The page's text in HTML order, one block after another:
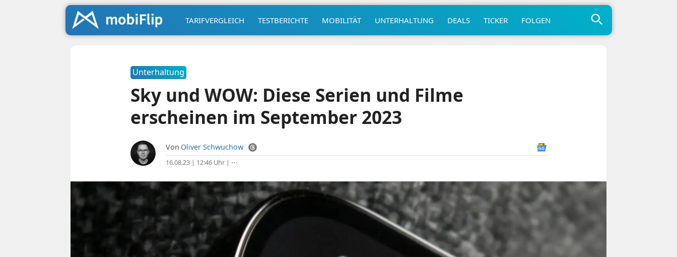
TARIFVERGLEICH TESTBERICHTE MOBILITÄT UNTERHALTUNG DEALS TICKER FOLGEN
Unterhaltung
Sky und WOW: Diese Serien und Filme
erscheinen im September 2023
Von Oliver Schwuchow
16.08.23 | 12:46 Uhr| ⋯